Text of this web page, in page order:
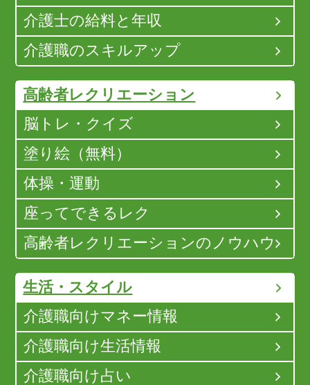
介護士の給料と年収
介護職のスキルアップ
高齢者レクリエーション
脳トレ・クイズ
塗り絵（無料）
体操・運動
座ってできるレク
高齢者レクリエーションのノウハウ
生活・スタイル
介護職向けマネー情報
介護職向け生活情報
介護職向け占い